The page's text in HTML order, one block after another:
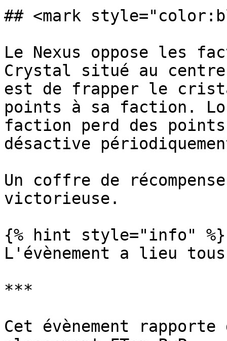
## <mark
Le Nexus oppose les
Crystal situé au
est de frapper le
points à sa faction.
faction perd des
désactive
Un coffre de
victorieuse.
{% hint style="info" %}
L'évènement a lieu
***
Cet évènement